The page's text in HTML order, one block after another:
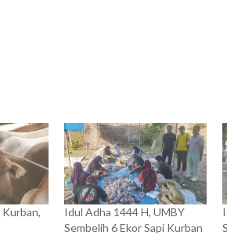
Idul Adha 1444 H, UMBY
Sembelih 6 Ekor Sapi Kurban